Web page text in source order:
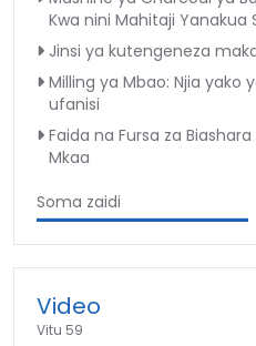
Kwa nini Mahitaji Yanakua
Jinsi ya kutengeneza
Milling ya Mbao: Njia yako
ufanisi
Faida na Fursa za
Mkaa
Soma zaidi
Video
Vitu 59